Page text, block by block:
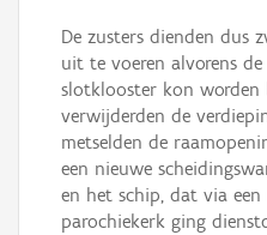
De zusters dienden dus
uit te voeren alvorens
slotklooster kon worden
verwijderden de
metselden de
een nieuwe
en het schip, dat via
parochiekerk ging